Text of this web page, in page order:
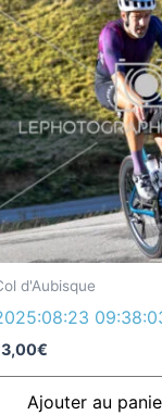
d'Aubisque
€
Ajouter au